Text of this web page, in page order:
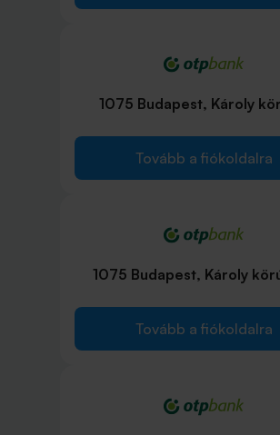
1075 Budapest, Károly
Tovább a fiókoldalra
1075 Budapest, Károly
Tovább a fiókoldalra